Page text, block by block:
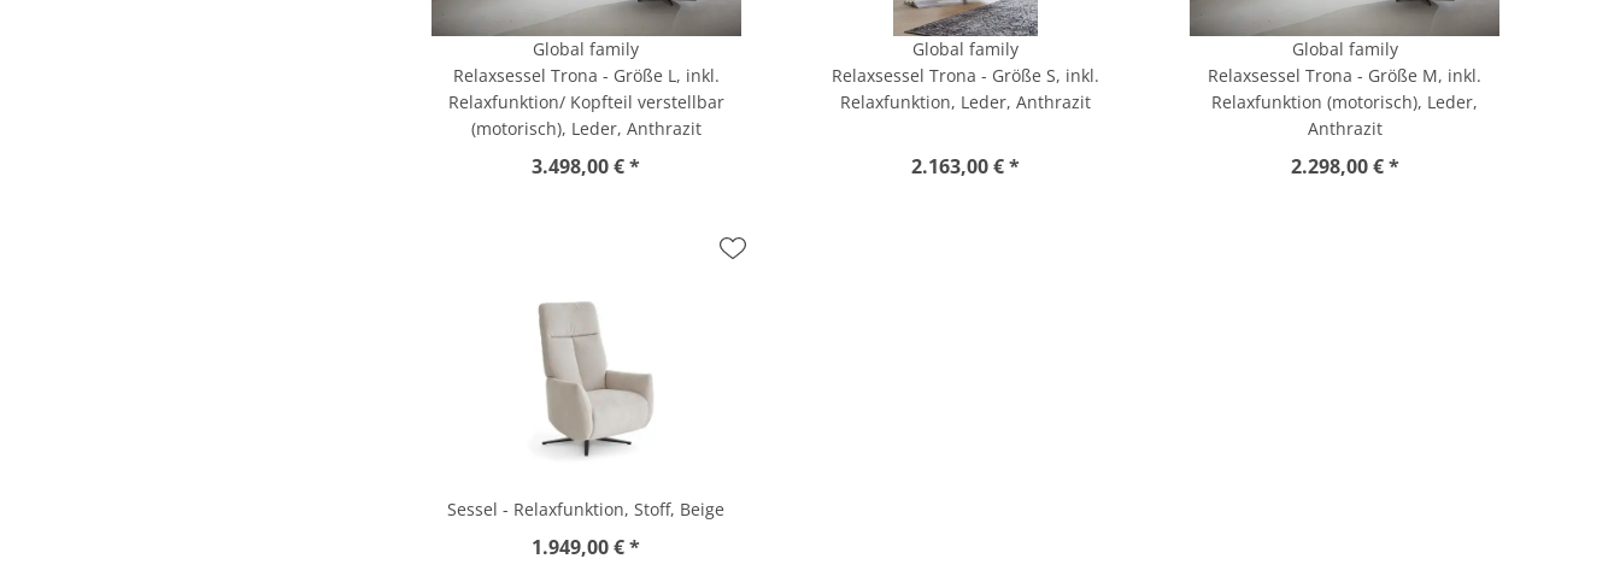
Global family
Relaxsessel Trona - Größe L, inkl.
Relaxfunktion/ Kopfteil verstellbar
(motorisch), Leder, Anthrazit
3.498,00 € *
Global family
Relaxsessel Trona - Größe S, inkl.
Relaxfunktion, Leder, Anthrazit
2.163,00 € *
Global family
Relaxsessel Trona - Größe M, inkl.
Relaxfunktion (motorisch), Leder,
Anthrazit
2.298,00 € *
Sessel - Relaxfunktion, Stoff, Beige
1.949,00 € *